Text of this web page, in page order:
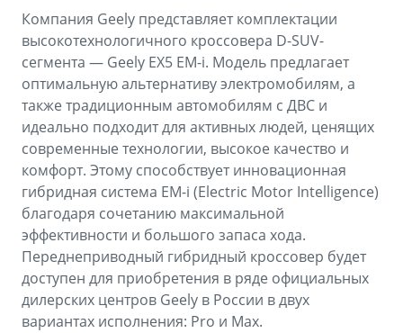
от 3 079 990 ₽* от 3 769 990 ₽*
Страхование
GEELY Лизинг
Сервисная книжка
Вопросы и ответы
Компания Geely представляет комплектации
высокотехнологичного кроссовера D-SUV-
сегмента — Geely EX5 EM-i. Модель предлагает
оптимальную альтернативу электромобилям, а
также традиционным автомобилям с ДВС и
идеально подходит для активных людей, ценящих
современные технологии, высокое качество и
комфорт. Этому способствует инновационная
гибридная система EM-i (Electric Motor Intelligence)
благодаря сочетанию максимальной
эффективности и большого запаса хода.
Переднеприводный гибридный кроссовер будет
доступен для приобретения в ряде официальных
дилерских центров Geely в России в двух
вариантах исполнения: Pro и Max.